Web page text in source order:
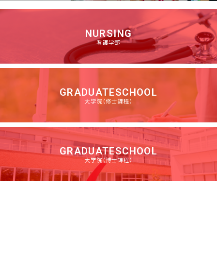
NURSING
看護学部
GRADUATESCHOOL
大学院 （修士課程）
GRADUATESCHOOL
大学院（博士課程）